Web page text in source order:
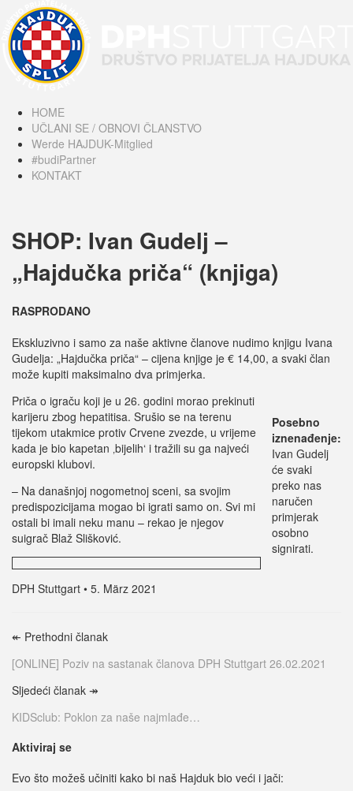
HOME
UČLANI SE / OBNOVI ČLANSTVO
Werde HAJDUK-Mitglied
#budiPartner
KONTAKT
SHOP: Ivan Gudelj –
„Hajdučka priča“ (knjiga)
RASPRODANO
Ekskluzivno i samo za naše aktivne članove nudimo knjigu Ivana
Gudelja: „Hajdučka priča“ – cijena knjige je € 14,00, a svaki član
može kupiti maksimalno dva primjerka.
Posebno
iznenađenje:
Ivan Gudelj
će svaki
preko nas
naručen
primjerak
osobno
signirati.
Priča o igraču koji je u 26. godini morao prekinuti
karijeru zbog hepatitisa. Srušio se na terenu
tijekom utakmice protiv Crvene zvezde, u vrijeme
kada je bio kapetan ‚bijelih‘ i tražili su ga najveći
europski klubovi.
– Na današnjoj nogometnoj sceni, sa svojim
predispozicijama mogao bi igrati samo on. Svi mi
ostali bi imali neku manu – rekao je njegov
suigrač Blaž Slišković.
DPH Stuttgart • 5. März 2021
↞ Prethodni članak
[ONLINE] Poziv na sastanak članova DPH Stuttgart 26.02.2021
Sljedeći članak ↠
KIDSclub: Poklon za naše najmlađe…
Aktiviraj se
Evo što možeš učiniti kako bi naš Hajduk bio veći i jači: